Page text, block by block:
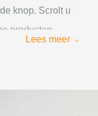
knop. Scrolt u
producten.
Lees meer